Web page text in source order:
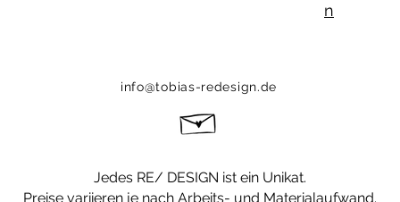
n
info@tobias-redesign.de
Jedes RE/ DESIGN ist ein Unikat.
Preise variieren je nach Arbeits- und Materialaufwand.